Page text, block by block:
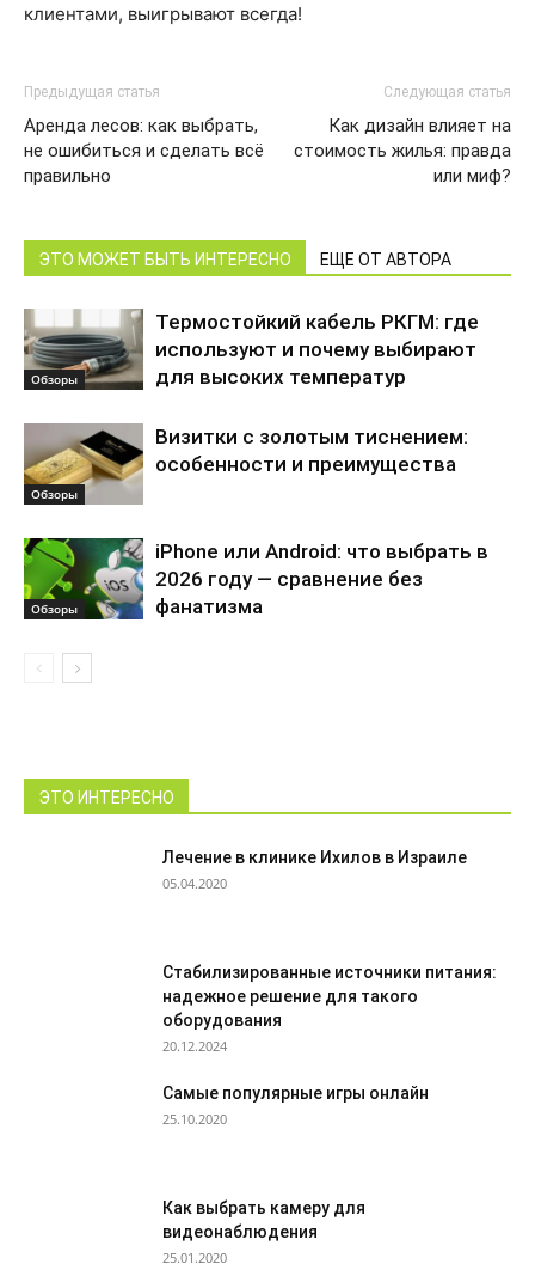
клиентами, выигрывают всегда!
Предыдущая статья
Аренда лесов: как выбрать,
не ошибиться и сделать всё
правильно
Следующая статья
Как дизайн влияет на
стоимость жилья: правда
или миф?
ЭТО МОЖЕТ БЫТЬ ИНТЕРЕСНО ЕЩЕ ОТ АВТОРА
Обзоры
Термостойкий кабель РКГМ: где
используют и почему выбирают
для высоких температур
Обзоры
Визитки с золотым тиснением:
особенности и преимущества
Обзоры
iPhone или Android: что выбрать в
2026 году — сравнение без
фанатизма
ЭТО ИНТЕРЕСНО
Лечение в клинике Ихилов в Израиле
05.04.2020
Стабилизированные источники питания:
надежное решение для такого
оборудования
20.12.2024
Самые популярные игры онлайн
25.10.2020
Как выбрать камеру для
видеонаблюдения
25.01.2020